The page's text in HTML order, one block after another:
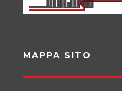
MAPPA SITO